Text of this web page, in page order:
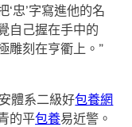
忠’字寫進他的名
自己握在手中的
雕刻在亨衢上。”
體系二級好包養網
的平包養易近警。